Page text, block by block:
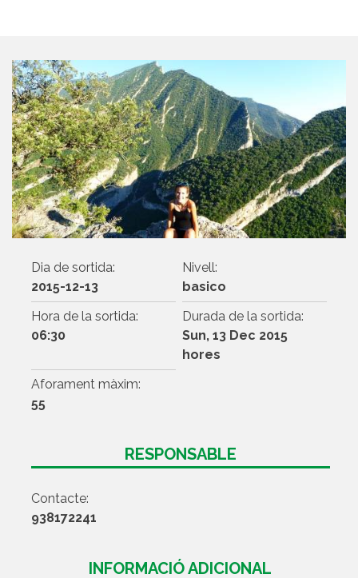
Dia de sortida:
2015-12-13
Nivell:
basico
Hora de la sortida:
06:30
Durada de la sortida:
Sun, 13 Dec 2015
hores
Aforament màxim:
55
RESPONSABLE
Contacte:
938172241
INFORMACIÓ ADICIONAL